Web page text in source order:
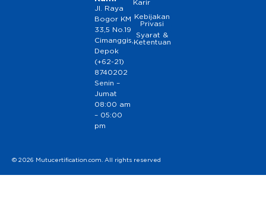
Jl. Raya
Bogor KM
33,5 No.19
Cimanggis,
Depok
(+62-21)
8740202
Senin –
Jumat
08:00 am
– 05:00
pm
Karir
Kebijakan
Privasi
Syarat &
Ketentuan
© 2026 Mutucertification.com. All rights reserved